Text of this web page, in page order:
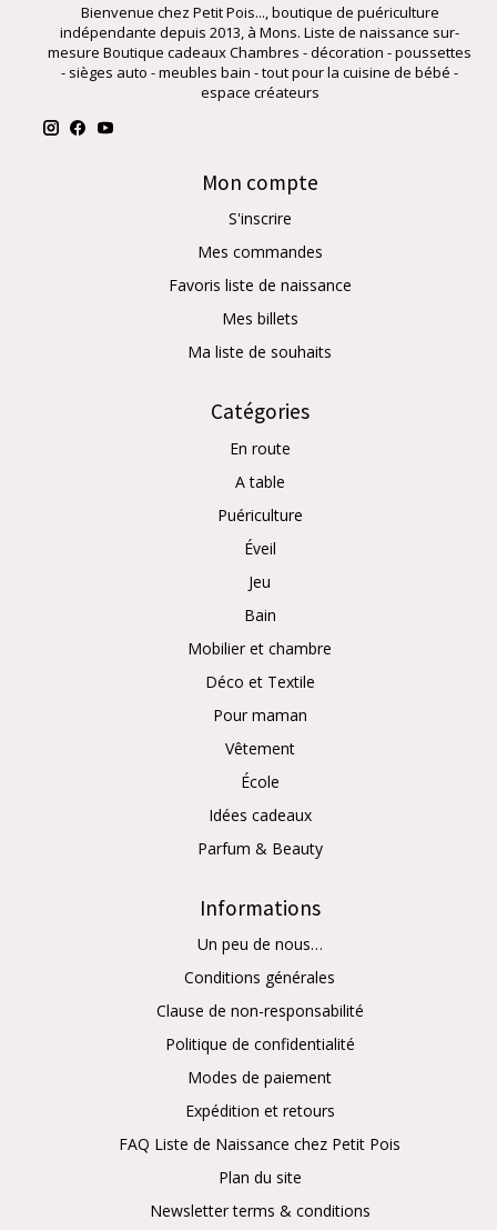
Bienvenue chez Petit Pois..., boutique de puériculture
indépendante depuis 2013, à Mons. Liste de naissance sur-
mesure Boutique cadeaux Chambres - décoration - poussettes
- sièges auto - meubles bain - tout pour la cuisine de bébé -
espace créateurs
Mon compte
S'inscrire
Mes commandes
Favoris liste de naissance
Mes billets
Ma liste de souhaits
Catégories
En route
A table
Puériculture
Éveil
Jeu
Bain
Mobilier et chambre
Déco et Textile
Pour maman
Vêtement
École
Idées cadeaux
Parfum & Beauty
Informations
Un peu de nous…
Conditions générales
Clause de non-responsabilité
Politique de confidentialité
Modes de paiement
Expédition et retours
FAQ Liste de Naissance chez Petit Pois
Plan du site
Newsletter terms & conditions